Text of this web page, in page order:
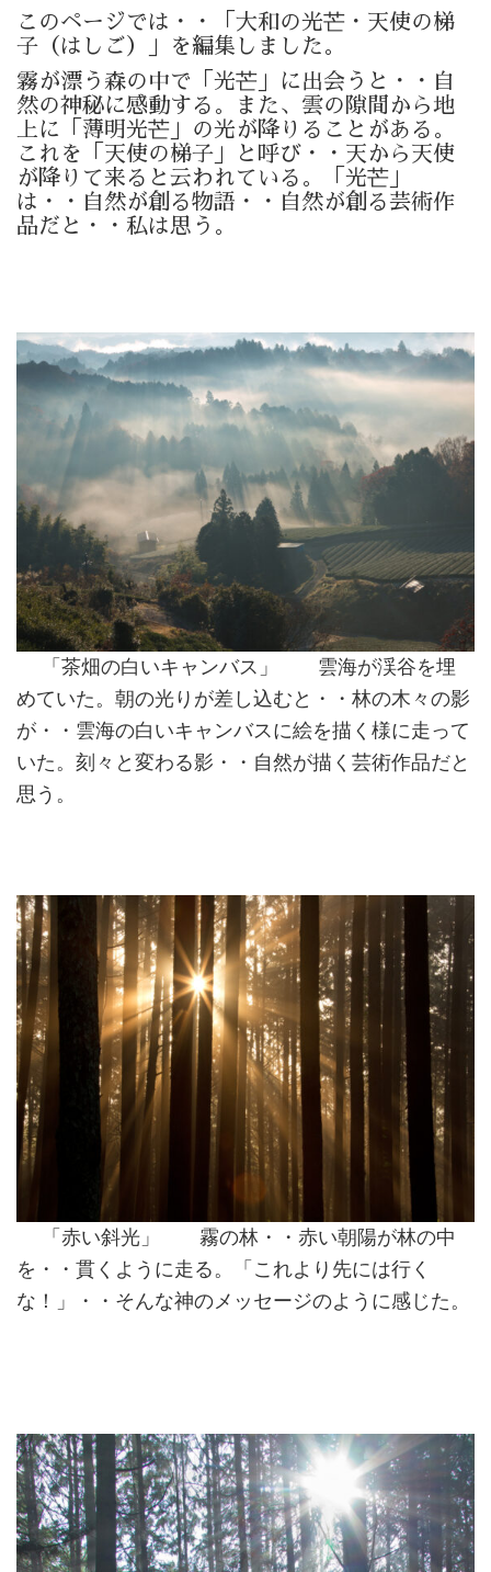
このページでは・・「大和の光芒・天使の梯
子（はしご）」を編集しました。
霧が漂う森の中で「光芒」に出会うと・・自
然の神秘に感動する。また、雲の隙間から地
上に「薄明光芒」の光が降りることがある。
これを「天使の梯子」と呼び・・天から天使
が降りて来ると云われている。「光芒」
は・・自然が創る物語・・自然が創る芸術作
品だと・・私は思う。
「茶畑の白いキャンバス」 雲海が渓谷を埋
めていた。朝の光りが差し込むと・・林の木々の影
が・・雲海の白いキャンバスに絵を描く様に走って
いた。刻々と変わる影・・自然が描く芸術作品だと
思う。
「赤い斜光」 霧の林・・赤い朝陽が林の中
を・・貫くように走る。「これより先には行く
な！」・・そんな神のメッセージのように感じた。